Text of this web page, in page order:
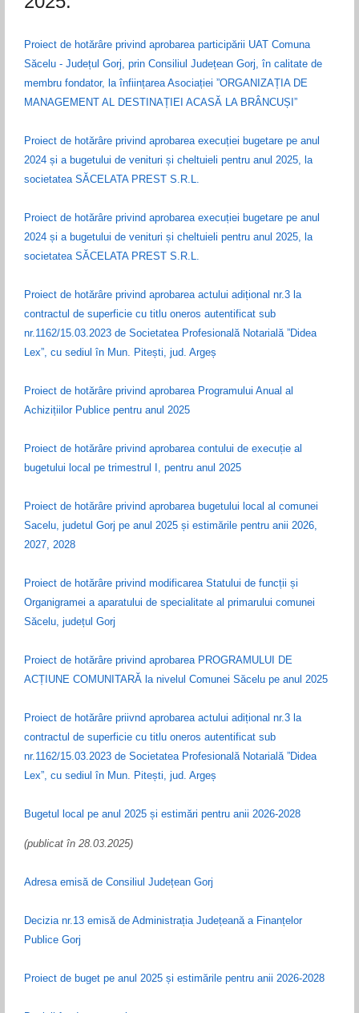
Proiect de hotărâre privind aprobarea participării UAT Comuna
Săcelu - Județul Gorj, prin Consiliul Județean Gorj, în calitate de
membru fondator, la înființarea Asociației ”ORGANIZAȚIA DE
MANAGEMENT AL DESTINAȚIEI ACASĂ LA BRÂNCUȘI”
Proiect de hotărâre privind aprobarea execuției bugetare pe anul
2024 și a bugetului de venituri și cheltuieli pentru anul 2025, la
societatea SĂCELATA PREST S.R.L.
Proiect de hotărâre privind aprobarea execuției bugetare pe anul
2024 și a bugetului de venituri și cheltuieli pentru anul 2025, la
societatea SĂCELATA PREST S.R.L.
Proiect de hotărâre privind aprobarea actului adițional nr.3 la
contractul de superficie cu titlu oneros autentificat sub
nr.1162/15.03.2023 de Societatea Profesională Notarială ”Didea
Lex”, cu sediul în Mun. Pitești, jud. Argeș
Proiect de hotărâre privind aprobarea Programului Anual al
Achizițiilor Publice pentru anul 2025
Proiect de hotărâre privind aprobarea contului de execuție al
bugetului local pe trimestrul I, pentru anul 2025
Proiect de hotărâre privind aprobarea bugetului local al comunei
Sacelu, judetul Gorj pe anul 2025 și estimările pentru anii 2026,
2027, 2028
Proiect de hotărâre privind modificarea Statului de funcții și
Organigramei a aparatului de specialitate al primarului comunei
Săcelu, județul Gorj
Proiect de hotărâre privind aprobarea PROGRAMULUI DE
ACȚIUNE COMUNITARĂ la nivelul Comunei Săcelu pe anul 2025
Proiect de hotărâre priivnd aprobarea actului adițional nr.3 la
contractul de superficie cu titlu oneros autentificat sub
nr.1162/15.03.2023 de Societatea Profesională Notarială ”Didea
Lex”, cu sediul în Mun. Pitești, jud. Argeș
Bugetul local pe anul 2025 și estimări pentru anii 2026-2028
(publicat în 28.03.2025)
Adresa emisă de Consiliul Județean Gorj
Decizia nr.13 emisă de Administrația Județeană a Finanțelor
Publice Gorj
Proiect de buget pe anul 2025 și estimările pentru anii 2026-2028